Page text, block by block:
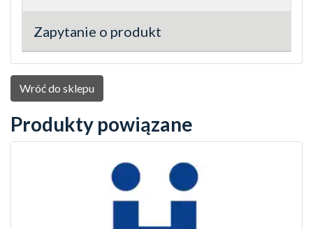
Zapytanie o produkt
Wróć do sklepu
Produkty powiązane